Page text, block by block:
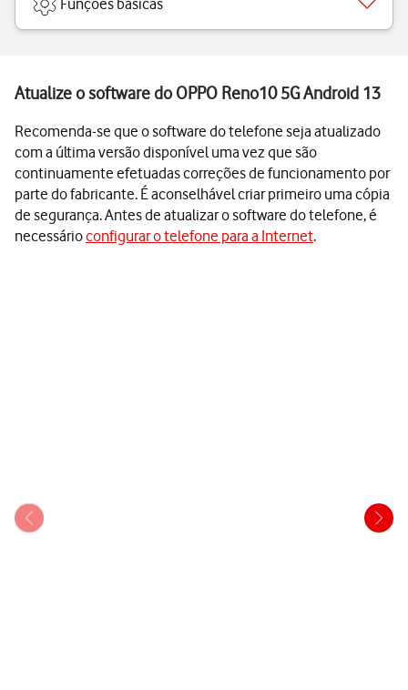
Funções básicas
Atualize o software do OPPO Reno10 5G Android 13
Recomenda-se que o software do telefone seja atualizado
com a última versão disponível uma vez que são
continuamente efetuadas correções de funcionamento por
parte do fabricante. É aconselhável criar primeiro uma cópia
de segurança. Antes de atualizar o software do telefone, é
necessárioconfigurar o telefone para a Internet.